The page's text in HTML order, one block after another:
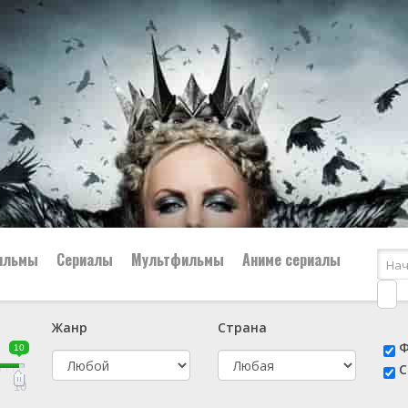
👨‍✈️ Военный
🕵️‍♂️ Детектив
Сериалы Мультфильмы Аниме сериалы
10
10
Жанр
Страна